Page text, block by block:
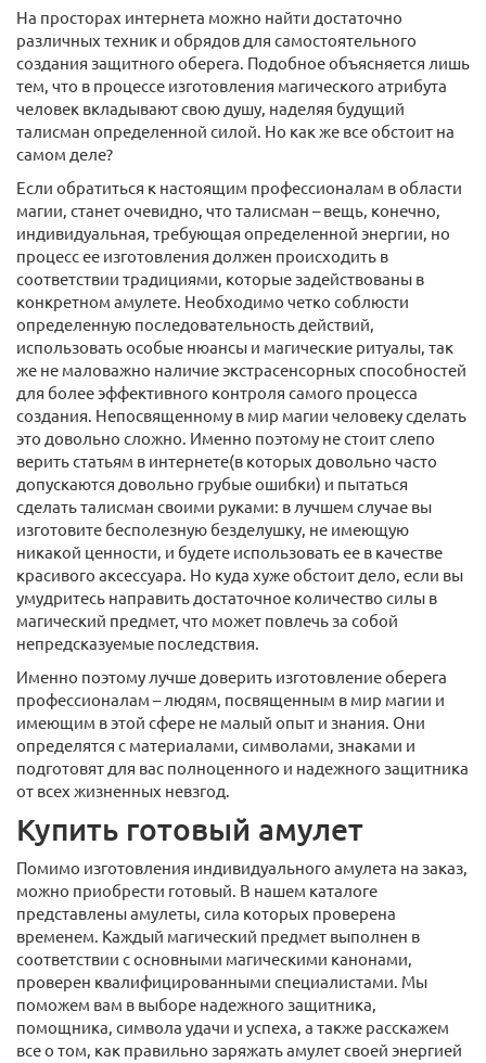
На просторах интернета можно найти достаточно
различных техник и обрядов для самостоятельного
создания защитного оберега. Подобное объясняется лишь
тем, что в процессе изготовления магического атрибута
человек вкладывают свою душу, наделяя будущий
талисман определенной силой. Но как же все обстоит на
самом деле?
Если обратиться к настоящим профессионалам в области
магии, станет очевидно, что талисман – вещь, конечно,
индивидуальная, требующая определенной энергии, но
процесс ее изготовления должен происходить в
соответствии традициями, которые задействованы в
конкретном амулете. Необходимо четко соблюсти
определенную последовательность действий,
использовать особые нюансы и магические ритуалы, так
же не маловажно наличие экстрасенсорных способностей
для более эффективного контроля самого процесса
создания. Непосвященному в мир магии человеку сделать
это довольно сложно. Именно поэтому не стоит слепо
верить статьям в интернете(в которых довольно часто
допускаются довольно грубые ошибки) и пытаться
сделать талисман своими руками: в лучшем случае вы
изготовите бесполезную безделушку, не имеющую
никакой ценности, и будете использовать ее в качестве
красивого аксессуара. Но куда хуже обстоит дело, если вы
умудритесь направить достаточное количество силы в
магический предмет, что может повлечь за собой
непредсказуемые последствия.
Именно поэтому лучше доверить изготовление оберега
профессионалам – людям, посвященным в мир магии и
имеющим в этой сфере не малый опыт и знания. Они
определятся с материалами, символами, знаками и
подготовят для вас полноценного и надежного защитника
от всех жизненных невзгод.
Купить готовый амулет
Помимо изготовления индивидуального амулета на заказ,
можно приобрести готовый. В нашем каталоге
представлены амулеты, сила которых проверена
временем. Каждый магический предмет выполнен в
соответствии с основными магическими канонами,
проверен квалифицированными специалистами. Мы
поможем вам в выборе надежного защитника,
помощника, символа удачи и успеха, а также расскажем
все о том, как правильно заряжать амулет своей энергией